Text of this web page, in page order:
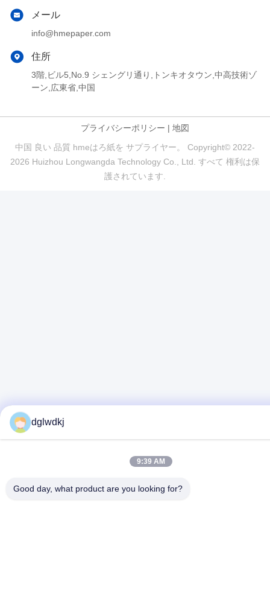
メール
info@hmepaper.com
住所
3階,ビル5,No.9 シェングリ通り,トンキオタウン,中高技術ゾ
ーン,広東省,中国
プライバシーポリシー | 地図
中国 良い 品質 hmeはろ紙を サプライヤー。 Copyright© 2022-
2026 Huizhou Longwangda Technology Co., Ltd. すべて 権利は保
護されています.
dglwdkj
9:39 AM
Good day, what product are you looking for?